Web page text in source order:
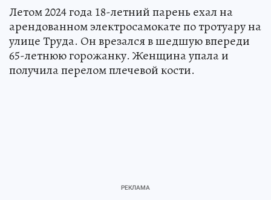
Летом 2024 года 18-летний парень ехал на
арендованном электросамокате по тротуару на
улице Труда. Он врезался в шедшую впереди
65-летнюю горожанку. Женщина упала и
получила перелом плечевой кости.